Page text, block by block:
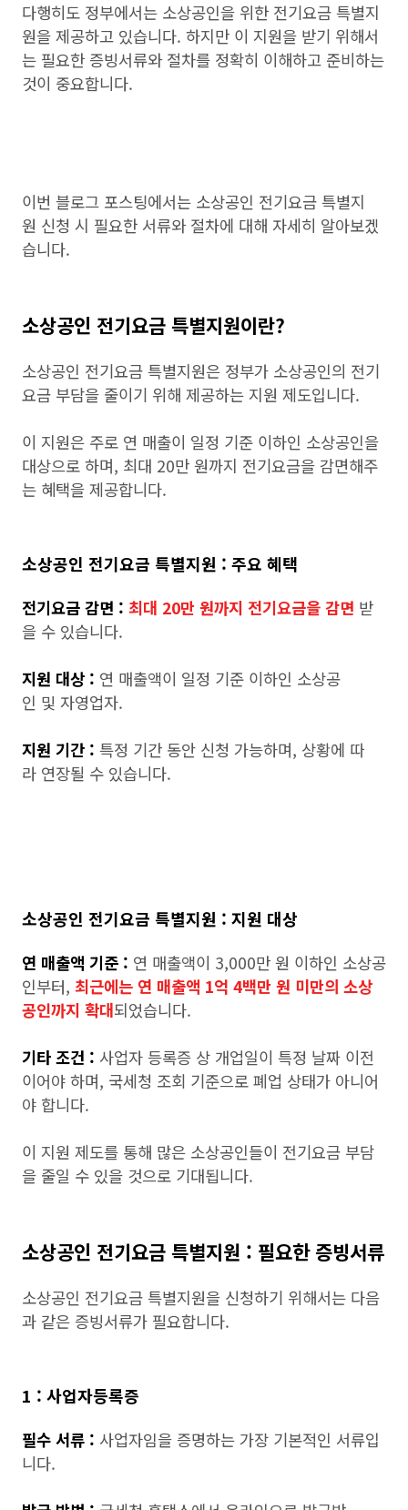
다행히도 정부에서는 소상공인을 위한 전기요금 특별지
원을 제공하고 있습니다. 하지만 이 지원을 받기 위해서
는 필요한 증빙서류와 절차를 정확히 이해하고 준비하는
것이 중요합니다.
이번 블로그 포스팅에서는 소상공인 전기요금 특별지
원 신청 시 필요한 서류와 절차에 대해 자세히 알아보겠
습니다.
소상공인 전기요금 특별지원이란?
소상공인 전기요금 특별지원은 정부가 소상공인의 전기
요금 부담을 줄이기 위해 제공하는 지원 제도입니다.
이 지원은 주로 연 매출이 일정 기준 이하인 소상공인을
대상으로 하며, 최대 20만 원까지 전기요금을 감면해주
는 혜택을 제공합니다.
소상공인 전기요금 특별지원 : 주요 혜택
전기요금 감면 : 최대 20만 원까지 전기요금을 감면 받
을 수 있습니다.
지원 대상 : 연 매출액이 일정 기준 이하인 소상공
인 및 자영업자.
지원 기간 : 특정 기간 동안 신청 가능하며, 상황에 따
라 연장될 수 있습니다.
소상공인 전기요금 특별지원 : 지원 대상
연 매출액 기준 : 연 매출액이 3,000만 원 이하인 소상공
인부터, 최근에는 연 매출액 1억 4백만 원 미만의 소상
공인까지 확대되었습니다.
기타 조건 : 사업자 등록증 상 개업일이 특정 날짜 이전
이어야 하며, 국세청 조회 기준으로 폐업 상태가 아니어
야 합니다.
이 지원 제도를 통해 많은 소상공인들이 전기요금 부담
을 줄일 수 있을 것으로 기대됩니다.
소상공인 전기요금 특별지원 : 필요한 증빙서류
소상공인 전기요금 특별지원을 신청하기 위해서는 다음
과 같은 증빙서류가 필요합니다.
1 : 사업자등록증
필수 서류 : 사업자임을 증명하는 가장 기본적인 서류입
니다.